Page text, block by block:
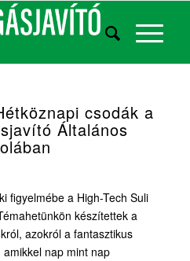
csodák a
Általános
figyelmébe a High-Tech Suli
készítettek a
azokról a fantasztikus
nap mint nap